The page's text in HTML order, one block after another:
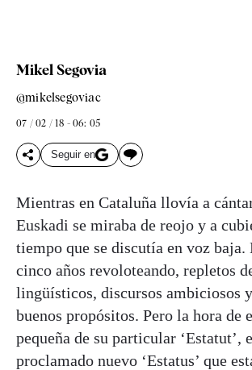
Mikel Segovia
@mikelsegoviac
07 / 02 / 18 - 06: 05
Seguir en
Mientras en Cataluña llovía a
Euskadi se miraba de reojo y a
tiempo que se discutía en voz baja.
cinco años revoloteando, repletos
lingüísticos, discursos ambiciosos
buenos propósitos. Pero la hora de
pequeña de su particular ‘Estatut’,
proclamado nuevo ‘Estatus’ que